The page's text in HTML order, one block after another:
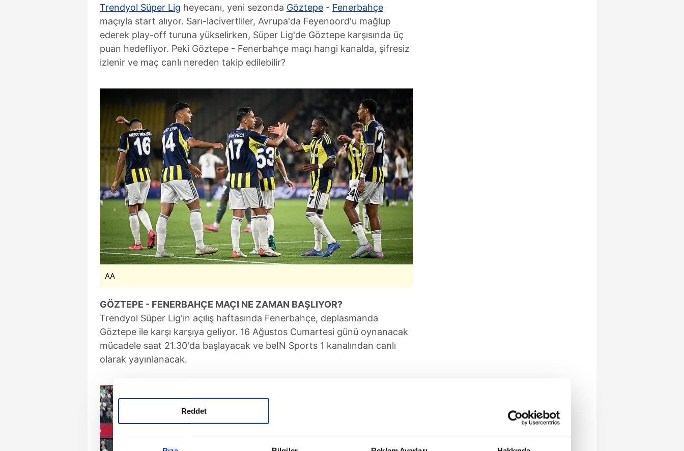
Reddet
Trendyol Süper Lig heyecanı, yeni sezonda Göztepe - Fenerbahçe
maçıyla start alıyor. Sarı-lacivertliler, Avrupa'da Feyenoord'u mağlup
ederek play-off turuna yükselirken, Süper Lig'de Göztepe karşısında üç
puan hedefliyor. Peki Göztepe - Fenerbahçe maçı hangi kanalda, şifresiz
izlenir ve maç canlı nereden takip edilebilir?
AA
GÖZTEPE - FENERBAHÇE MAÇI NE ZAMAN BAŞLIYOR?
Trendyol Süper Lig'in açılış haftasında Fenerbahçe, deplasmanda
Göztepe ile karşı karşıya geliyor. 16 Ağustos Cumartesi günü oynanacak
mücadele saat 21.30'da başlayacak ve beIN Sports 1 kanalından canlı
olarak yayınlanacak.